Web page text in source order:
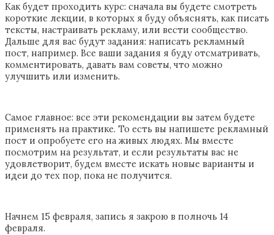
Как будет проходить курс: сначала вы будете смотреть
короткие лекции, в которых я буду объяснять, как писать
тексты, настраивать рекламу, или вести сообщество.
Дальше для вас будут задания: написать рекламный
пост, например. Все ваши задания я буду отсматривать,
комментировать, давать вам советы, что можно
улучшить или изменить.
Самое главное: все эти рекомендации вы затем будете
применять на практике. То есть вы напишете рекламный
пост и опробуете его на живых людях. Мы вместе
посмотрим на результат, и если результаты вас не
удовлетворит, будем вместе искать новые варианты и
идеи до тех пор, пока не получится.
Начнем 15 февраля, запись я закрою в полночь 14
февраля.